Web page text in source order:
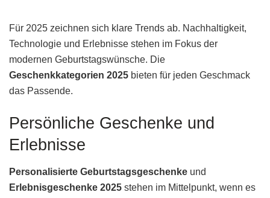
Für 2025 zeichnen sich klare Trends ab. Nachhaltigkeit,
Technologie und Erlebnisse stehen im Fokus der
modernen Geburtstagswünsche. Die
Geschenkkategorien 2025 bieten für jeden Geschmack
das Passende.
Persönliche Geschenke und
Erlebnisse
Personalisierte Geburtstagsgeschenke und
Erlebnisgeschenke 2025 stehen im Mittelpunkt, wenn es